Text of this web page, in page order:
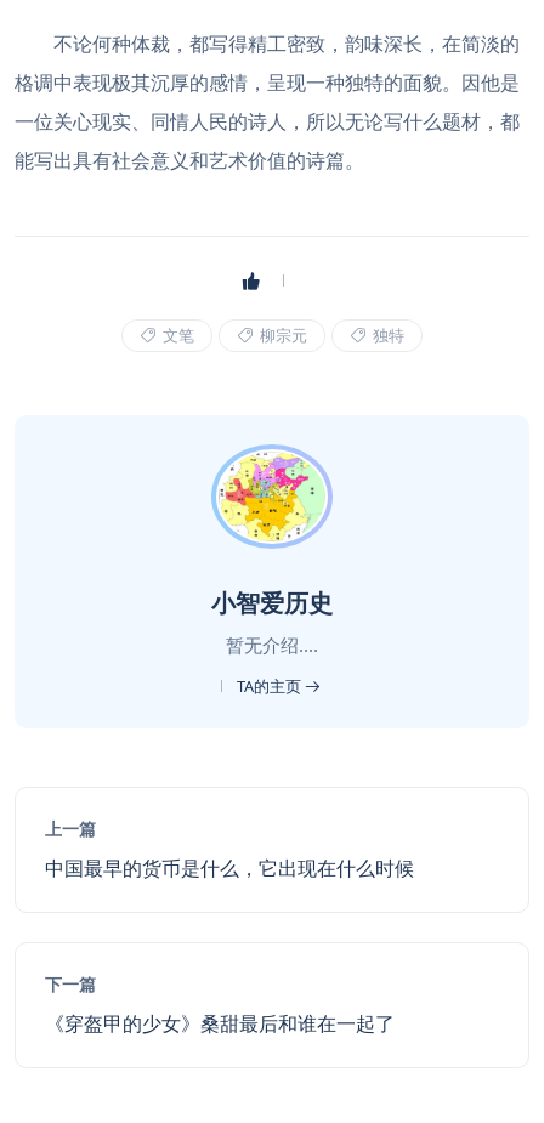
不论何种体裁，都写得精工密致，韵味深长，在简淡的
格调中表现极其沉厚的感情，呈现一种独特的面貌。因他是
一位关心现实、同情人民的诗人，所以无论写什么题材，都
能写出具有社会意义和艺术价值的诗篇。
文笔 柳宗元 独特
小智爱历史
暂无介绍....
TA的主页
上一篇
中国最早的货币是什么，它出现在什么时候
下一篇
《穿盔甲的少女》桑甜最后和谁在一起了